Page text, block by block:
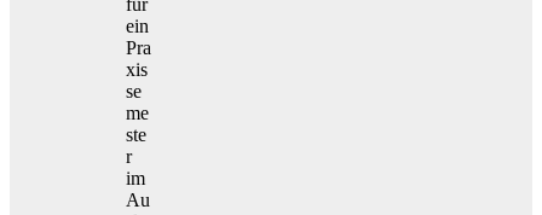
ein
Pra
xis
se
me
ste
r
im
Au